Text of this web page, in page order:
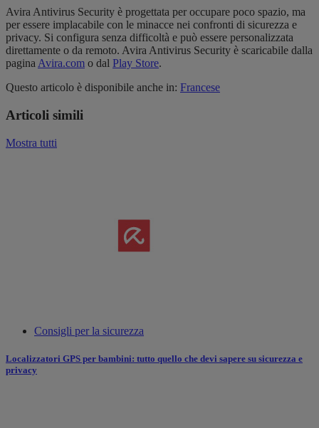
Avira Antivirus Security è progettata per occupare poco spazio, ma
per essere implacabile con le minacce nei confronti di sicurezza e
privacy. Si configura senza difficoltà e può essere personalizzata
direttamente o da remoto. Avira Antivirus Security è scaricabile dalla
pagina Avira.com o dal Play Store.
Questo articolo è disponibile anche in: Francese
Articoli simili
Mostra tutti
Consigli per la sicurezza
Localizzatori GPS per bambini: tutto quello che devi sapere su sicurezza e
privacy